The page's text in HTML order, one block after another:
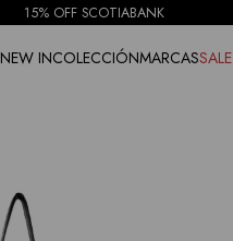
15% OFF SCOTIABANK
NEW INCOLECCIÓNMARCASSALE